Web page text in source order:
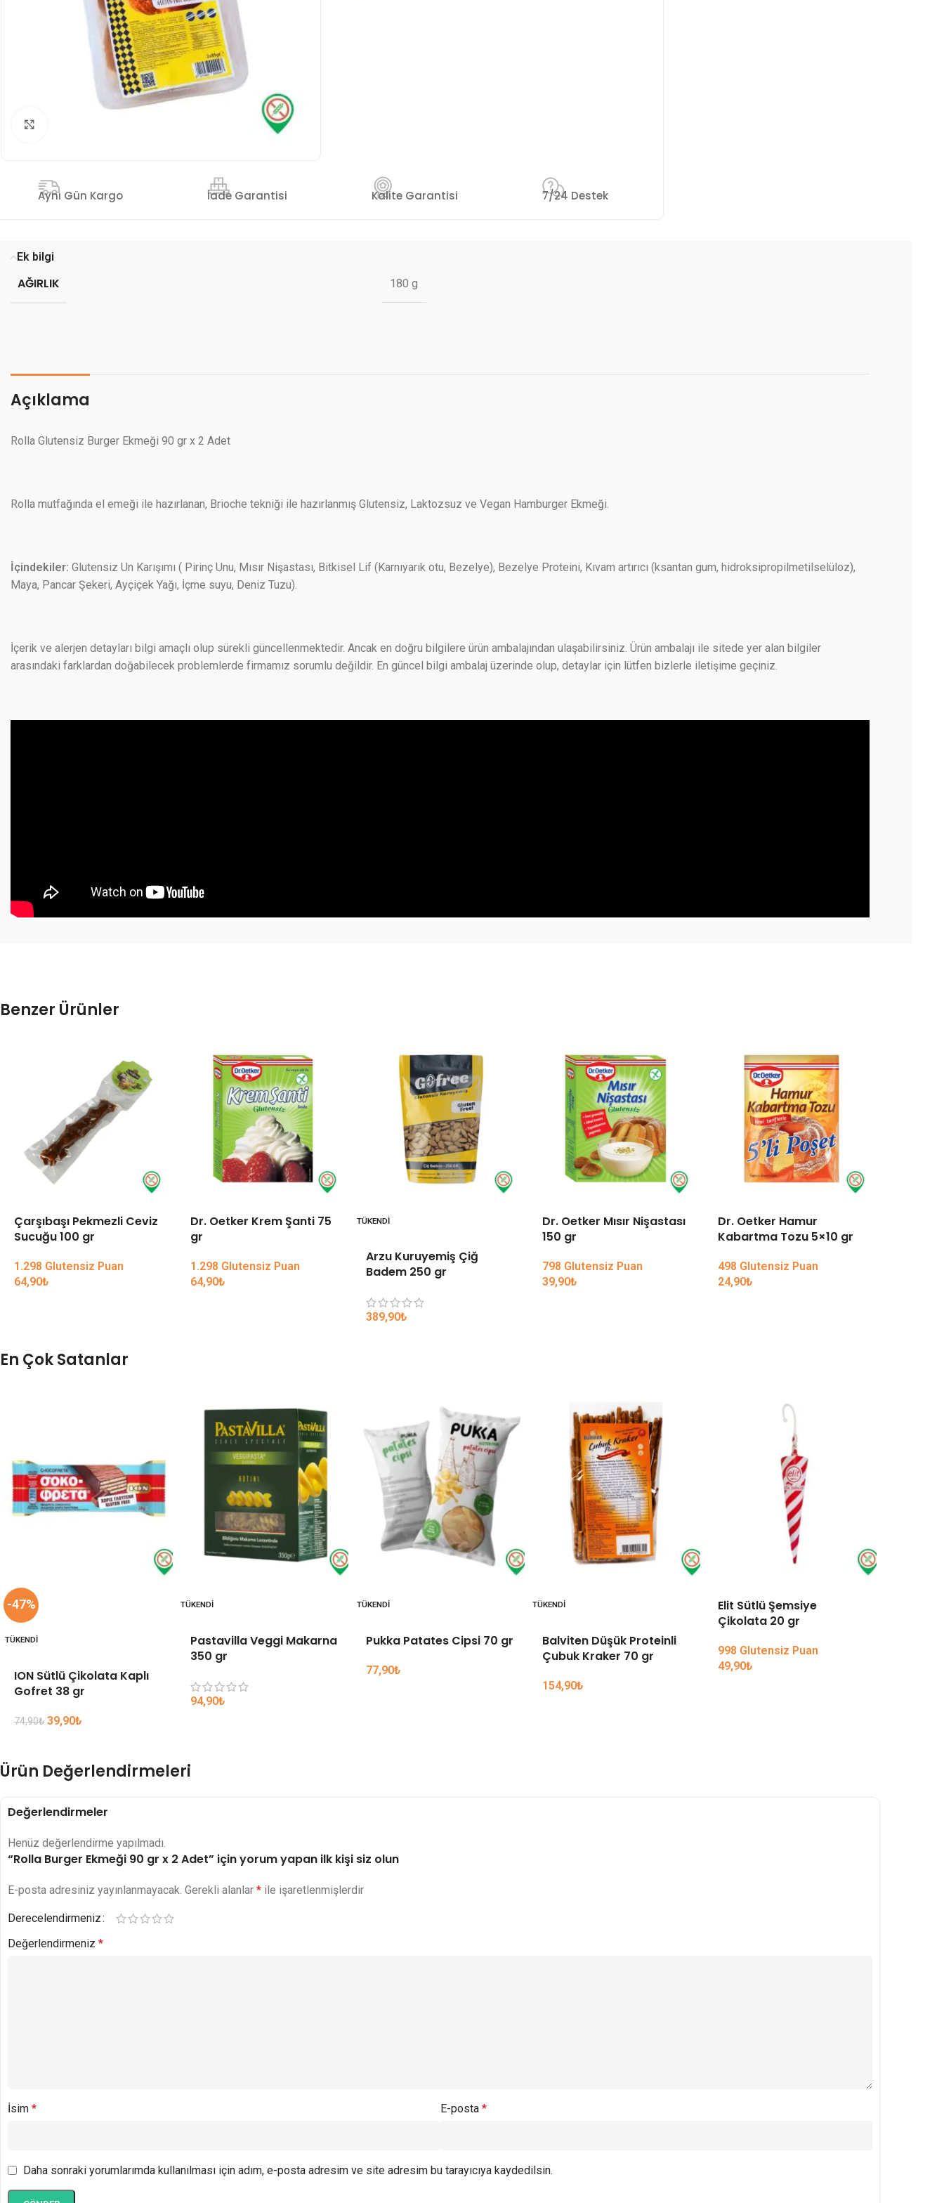
Aynı Gün Kargo İade Garantisi Kalite Garantisi 7/24 Destek
Ek bilgi
AĞIRLIK 180 g
Açıklama
Rolla Glutensiz Burger Ekmeği 90 gr x 2 Adet
Rolla mutfağında el emeği ile hazırlanan, Brioche tekniği ile hazırlanmış Glutensiz, Laktozsuz ve Vegan Hamburger Ekmeği.
İçindekiler: Glutensiz Un Karışımı ( Pirinç Unu, Mısır Nişastası, Bitkisel Lif (Karnıyarık otu, Bezelye), Bezelye Proteini, Kıvam artırıcı (ksantan gum, hidroksipropilmetilselüloz),
Maya, Pancar Şekeri, Ayçiçek Yağı, İçme suyu, Deniz Tuzu).
İçerik ve alerjen detayları bilgi amaçlı olup sürekli güncellenmektedir. Ancak en doğru bilgilere ürün ambalajından ulaşabilirsiniz. Ürün ambalajı ile sitede yer alan bilgiler
arasındaki farklardan doğabilecek problemlerde firmamız sorumlu değildir. En güncel bilgi ambalaj üzerinde olup, detaylar için lütfen bizlerle iletişime geçiniz.
Benzer Ürünler
Çarşıbaşı Pekmezli Ceviz
Sucuğu 100 gr
1.298 Glutensiz Puan
64,90₺
Dr. Oetker Krem Şanti 75
gr
1.298 Glutensiz Puan
64,90₺
TÜKENDI
Arzu Kuruyemiş Çiğ
Badem 250 gr
389,90₺
Dr. Oetker Mısır Nişastası
150 gr
798 Glutensiz Puan
39,90₺
Dr. Oetker Hamur
Kabartma Tozu 5×10 gr
498 Glutensiz Puan
24,90₺
En Çok Satanlar
-47%
TÜKENDI
ION Sütlü Çikolata Kaplı
Gofret 38 gr
74,90₺ 39,90₺
TÜKENDI
Pastavilla Veggi Makarna
350 gr
94,90₺
TÜKENDI
Pukka Patates Cipsi 70 gr
77,90₺
TÜKENDI
Balviten Düşük Proteinli
Çubuk Kraker 70 gr
154,90₺
Elit Sütlü Şemsiye
Çikolata 20 gr
998 Glutensiz Puan
49,90₺
Ürün Değerlendirmeleri
Değerlendirmeler
Henüz değerlendirme yapılmadı.
“Rolla Burger Ekmeği 90 gr x 2 Adet” için yorum yapan ilk kişi siz olun
E-posta adresiniz yayınlanmayacak. Gerekli alanlar * ile işaretlenmişlerdir
Derecelendirmeniz
Değerlendirmeniz *
İsim * E-posta *
Daha sonraki yorumlarımda kullanılması için adım, e-posta adresim ve site adresim bu tarayıcıya kaydedilsin.